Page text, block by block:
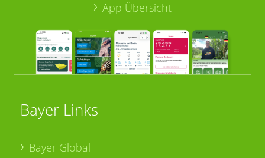
App Übersicht
Bayer Links
Bayer Global